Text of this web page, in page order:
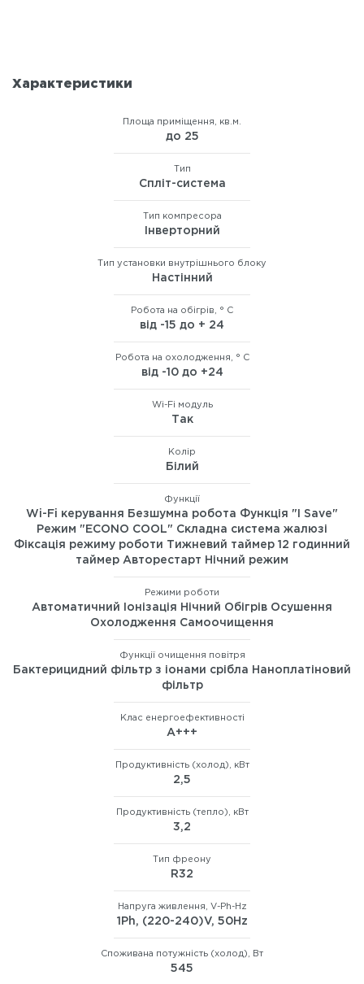
Характеристики
Площа приміщення, кв.м.
до 25
Тип
Спліт-система
Тип компресора
Інверторний
Тип установки внутрішнього блоку
Настінний
Робота на обігрів, ° C
від -15 до + 24
Робота на охолодження, ° C
від -10 до +24
Wi-Fi модуль
Так
Колір
Білий
Функції
Wi-Fi керування Безшумна робота Функція "I Save"
Режим "ECONO COOL" Складна система жалюзі
Фіксація режиму роботи Тижневий таймер 12 годинний
таймер Авторестарт Нічний режим
Режими роботи
Автоматичний Іонізація Нічний Обігрів Осушення
Охолодження Самоочищення
Функції очищення повітря
Бактерицидний фільтр з іонами срібла Наноплатіновий
фільтр
Клас енергоефективності
А+++
Продуктивність (холод), кВт
2,5
Продуктивність (тепло), кВт
3,2
Тип фреону
R32
Напруга живлення, V-Ph-Hz
1Ph, (220-240)V, 50Hz
Споживана потужність (холод), Вт
545